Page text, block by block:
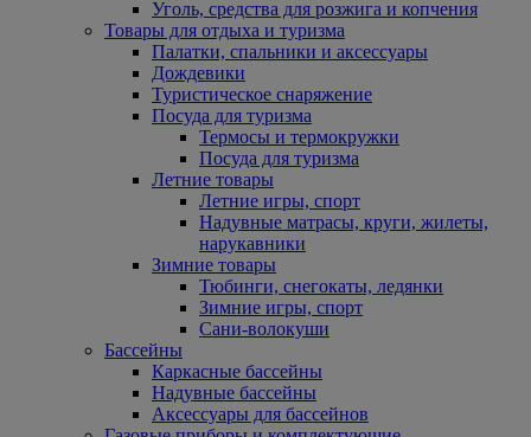
Уголь, средства для розжига и копчения
Товары для отдыха и туризма
Палатки, спальники и аксессуары
Дождевики
Туристическое снаряжение
Посуда для туризма
Термосы и термокружки
Посуда для туризма
Летние товары
Летние игры, спорт
Надувные матрасы, круги, жилеты,
нарукавники
Зимние товары
Тюбинги, снегокаты, ледянки
Зимние игры, спорт
Сани-волокуши
Бассейны
Каркасные бассейны
Надувные бассейны
Аксессуары для бассейнов